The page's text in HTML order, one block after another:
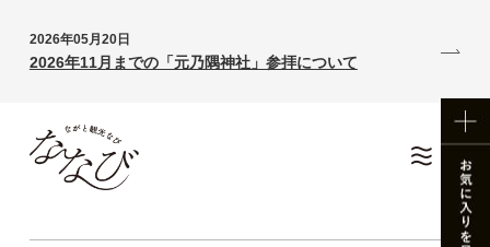
2026年05月20日
2026年11月までの「元乃隅神社」参拝について